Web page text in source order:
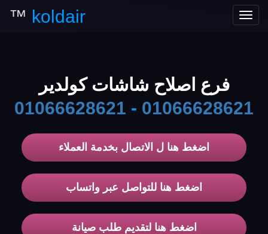
Toggle
koldair
™
فرع اصلاح شاشات كولدير
01066628621
-
01066628621
اضغط هنا ل الاتصال بخدمة العملاء
اضغط هنا للتواصل عبر واتساب
اضغط هنا لتقديم طلب صيانة